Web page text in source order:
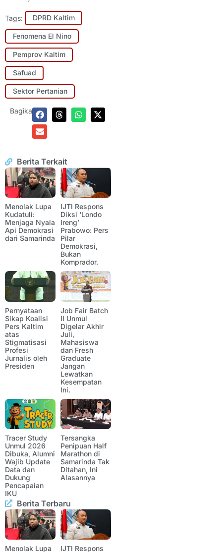
Tags: DPRD Kaltim
Fenomena El Nino
Pemprov Kaltim
Safuad
Sektor Pertanian
Bagikan:
Berita Terkait
Menolak Lupa
Kudatuli:
Menjaga Nyala
Api Demokrasi
dari Samarinda
IJTI Respons
Diksi ‘Londo
Ireng’
Prabowo: Pers
Pilar
Demokrasi,
Bukan
Komprador.
Pernyataan
Sikap Koalisi
Pers Kaltim
atas
Stigmatisasi
Profesi
Jurnalis oleh
Presiden
Job Fair Batch
II Unmul
Digelar Akhir
Juli,
Mahasiswa
dan Fresh
Graduate
Jangan
Lewatkan
Kesempatan
Ini.
Tracer Study
Unmul 2026
Dibuka, Alumni
Wajib Update
Data dan
Dukung
Pencapaian
IKU
Tersangka
Penipuan Half
Marathon di
Samarinda Tak
Ditahan, Ini
Alasannya
Berita Terbaru
Menolak Lupa
IJTI Respons